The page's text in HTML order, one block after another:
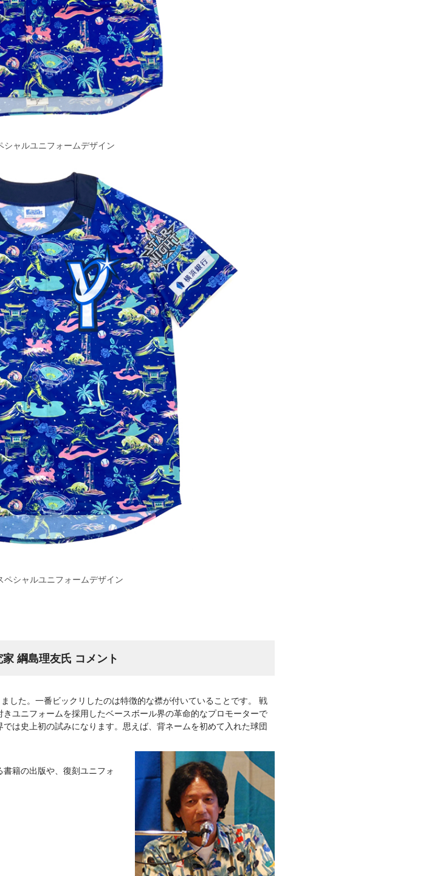
シャルユニフォームデザイン
ペシャルユニフォームデザイン
綱島理友氏 コメント
した。一番ビックリしたのは特徴的な襟が付いていることです。 戦
ユニフォームを採用したベースボール界の革命的なプロモーターで
は史上初の試みになります。思えば、背ネームを初めて入れた球団
籍の出版や、復刻ユニフォ